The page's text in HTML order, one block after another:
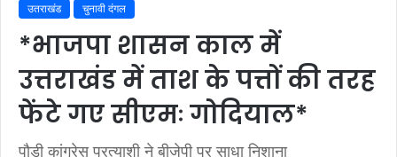
उतराखंड चुनावी दंगल
*भाजपा शासन काल में
उत्तराखंड में ताश के पत्तों की तरह
फेंटे गए सीएमः गोदियाल*
पौड़ी कांग्रेस प्रत्याशी ने बीजेपी पर साधा निशाना